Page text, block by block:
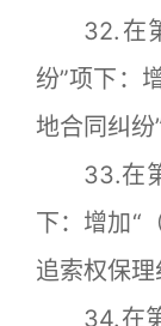
32.在第
纷”项下：
地合同纠纷”
33.在第
下：增加“
追索权保理
34.在第